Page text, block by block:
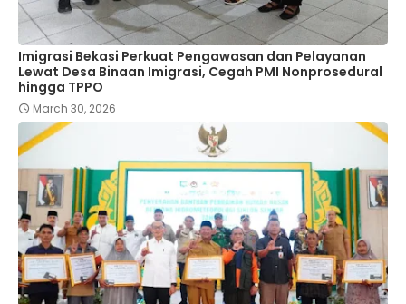
Imigrasi Bekasi Perkuat Pengawasan dan Pelayanan
Lewat Desa Binaan Imigrasi, Cegah PMI Nonprosedural
hingga TPPO
March 30, 2026